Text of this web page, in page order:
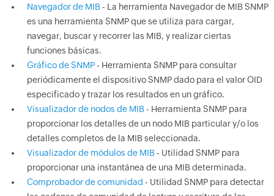
Navegador de MIB- La herramienta Navegador de MIB SNMP
es una herramienta SNMP que se utiliza para cargar,
navegar, buscar y recorrer las MIB, y realizar ciertas
funciones básicas.
Gráfico de SNMP- Herramienta SNMP para consultar
periódicamente el dispositivo SNMP dado para el valor OID
especificado y trazar los resultados en un gráfico.
Visualizador de nodos de MIB- Herramienta SNMP para
proporcionar los detalles de un nodo MIB particular y/o los
detalles completos de la MIB seleccionada.
Visualizador de módulos de MIB- Utilidad SNMP para
proporcionar una instantánea de una MIB determinada.
Comprobador de comunidad - Utilidad SNMP para detectar